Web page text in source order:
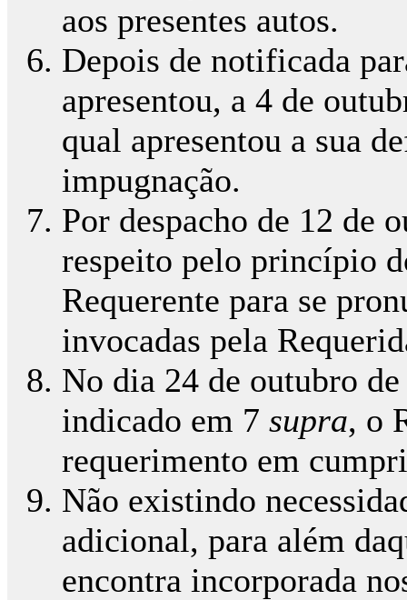
aos presentes autos.
Depois de notificada
apresentou, a 4 de
qual apresentou a sua
impugnação.
Por despacho de 12 de
respeito pelo princípio
Requerente para se
invocadas pela
No dia 24 de outubro
indicado em 7 supra, o
requerimento em
Não existindo
adicional, para além
encontra incorporada